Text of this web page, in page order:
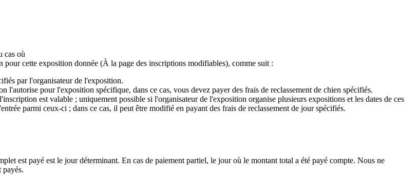
cas où
cette exposition donnée (À la page des inscriptions modifiables), comme suit :
par l'organisateur de l'exposition.
l'autorise pour l'exposition spécifique, dans ce cas, vous devez payer des frais de reclassement de chien spécifiés.
est valable ; uniquement possible si l'organisateur de l'exposition organise plusieurs expositions et les dates de ces
parmi ceux-ci ; dans ce cas, il peut être modifié en payant des frais de reclassement de jour spécifiés.
est payé est le jour déterminant. En cas de paiement partiel, le jour où le montant total a été payé compte. Nous ne
payés.